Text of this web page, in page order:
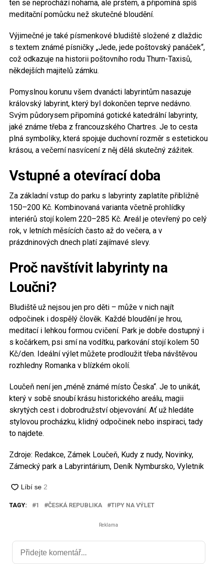
ten se neprochází nohama, ale prstem, a připomíná spíš
meditační pomůcku než skutečné bloudění.
Výjimečné je také písmenkové bludiště složené z dlaždic
s textem známé písničky „Jede, jede poštovský panáček“,
což odkazuje na historii poštovního rodu Thurn-Taxisů,
někdejších majitelů zámku.
Pomyslnou korunu všem dvanácti labyrintům nasazuje
královský labyrint, který byl dokončen teprve nedávno.
Svým půdorysem připomíná gotické katedrální labyrinty,
jaké známe třeba z francouzského Chartres. Je to cesta
plná symboliky, která spojuje duchovní rozměr s estetickou
krásou, a večerní nasvícení z něj dělá skutečný zážitek.
Vstupné a otevírací doba
Za základní vstup do parku s labyrinty zaplatíte přibližně
150–200 Kč. Kombinovaná varianta včetně prohlídky
interiérů stojí kolem 220–285 Kč. Areál je otevřený po celý
rok, v letních měsících často až do večera, a v
prázdninových dnech platí zajímavé slevy.
Proč navštívit labyrinty na
Loučni?
Bludiště už nejsou jen pro děti – může v nich najít
odpočinek i dospělý člověk. Každé bloudění je hrou,
meditací i lehkou formou cvičení. Park je dobře dostupný i
s kočárkem, psi smí na vodítku, parkování stojí kolem 50
Kč/den. Ideální výlet můžete prodloužit třeba návštěvou
rozhledny Romanka v blízkém okolí.
Loučeň není jen „méně známé místo Česka“. Je to unikát,
který v sobě snoubí krásu historického areálu, magii
skrytých cest i dobrodružství objevování. Ať už hledáte
stylovou procházku, klidný odpočinek nebo inspiraci, tady
to najdete.
Zdroje: Redakce, Zámek Loučeň, Kudy z nudy, Novinky,
Zámecký park a Labyrintárium, Deník Nymbursko, Vyletnik
TAGY: 1 ČESKÁ REPUBLIKA TIPY NA VÝLET
Reklama